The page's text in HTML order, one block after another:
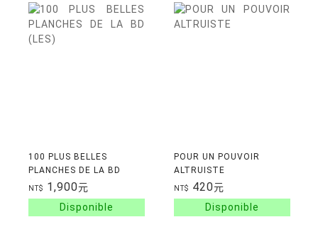
100 PLUS BELLES
PLANCHES DE LA BD
(LES)
NT$ 1,900元
POUR UN POUVOIR
ALTRUISTE
NT$ 420元